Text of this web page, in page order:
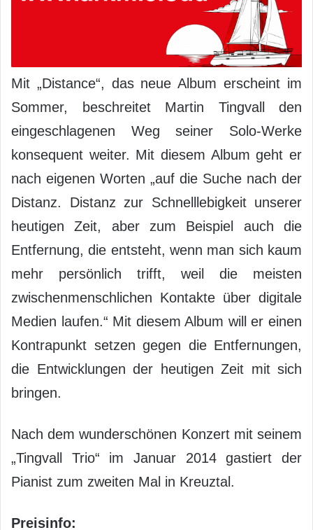
Mit „Distance“, das neue Album erscheint im
Sommer, beschreitet Martin Tingvall den
eingeschlagenen Weg seiner Solo-Werke
konsequent weiter. Mit diesem Album geht er
nach eigenen Worten „auf die Suche nach der
Distanz. Distanz zur Schnelllebigkeit unserer
heutigen Zeit, aber zum Beispiel auch die
Entfernung, die entsteht, wenn man sich kaum
mehr persönlich trifft, weil die meisten
zwischenmenschlichen Kontakte über digitale
Medien laufen.“ Mit diesem Album will er einen
Kontrapunkt setzen gegen die Entfernungen,
die Entwicklungen der heutigen Zeit mit sich
bringen.
Nach dem wunderschönen Konzert mit seinem
„Tingvall Trio“ im Januar 2014 gastiert der
Pianist zum zweiten Mal in Kreuztal.
Preisinfo: